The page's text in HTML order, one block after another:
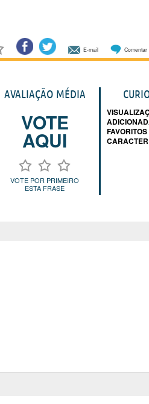
E-mail Comentar
AVALIAÇÃO MÉDIA
VOTE
AQUI
VOTE POR PRIMEIRO
ESTA FRASE
FAVORITOS